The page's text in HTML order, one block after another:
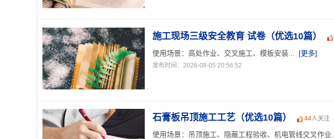
施工现场三级安全教育 试卷（优选10篇）
使用场景：高处作业、交叉施工、模板安装... [更多]
发布时间：2026-08-05 20:56:52
石膏板吊顶施工工艺（优选10篇） 44人关注
使用场景：吊顶施工、隐蔽工程验收、机电管线交叉作业...